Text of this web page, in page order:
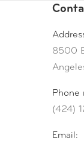
8500
Phone
(424)
Email: